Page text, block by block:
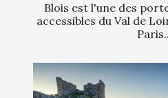
Blois est l'une des
accessibles du Val de